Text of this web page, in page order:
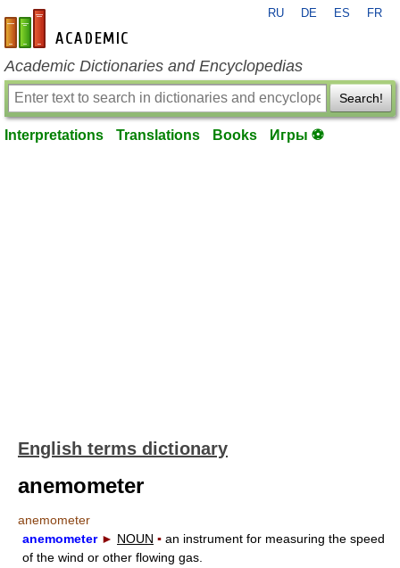
en-academic.com
RU DE ES FR
Academic Dictionaries and Encyclopedias
Search!
Interpretations Translations Books Игры ⚽
English terms dictionary
anemometer
anemometer
anemometer ► NOUN ▪ an instrument for measuring the speed
of the wind or other flowing gas.